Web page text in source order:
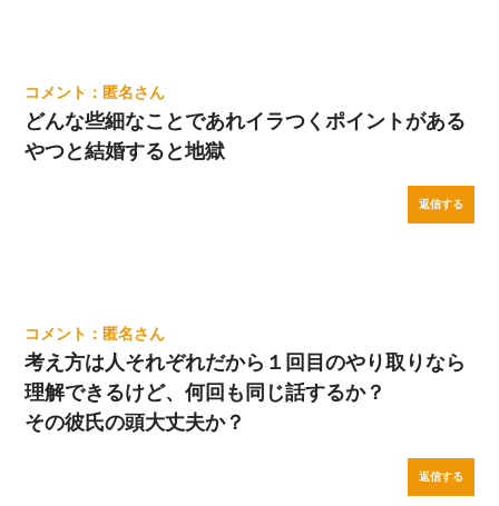
匿名
どんな些細なことであれイラつくポイントがある
やつと結婚すると地獄
返信する
匿名
考え方は人それぞれだから１回目のやり取りなら
理解できるけど、何回も同じ話するか？
その彼氏の頭大丈夫か？
返信する